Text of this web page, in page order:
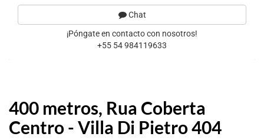
400 metros, Rua Coberta
Centro - Villa Di Pietro 404
Chat
¡Póngate en contacto con nosotros!
+55 54 984119633